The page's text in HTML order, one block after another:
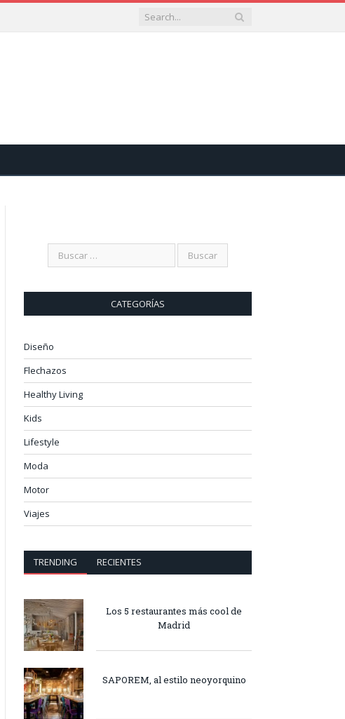
CATEGORÍAS
Diseño
Flechazos
Healthy Living
Kids
Lifestyle
Moda
Motor
Viajes
TRENDING RECIENTES
Los 5 restaurantes más cool de
Madrid
SAPOREM, al estilo neoyorquino